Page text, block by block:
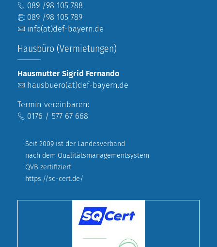
089 /98 105 788
089 /98 105 789
info(at)def-bayern.de
Hausbüro (Vermietungen)
Hausmutter Sigrid Fernando
hausbuero(at)def-bayern.de
Termin vereinbaren:
0176 / 577 67 668
Seit 2009 ist der Landesverband
nach dem Qualitätsmanagementsystem
QVB zertifiziert.
https://sq-cert.de/